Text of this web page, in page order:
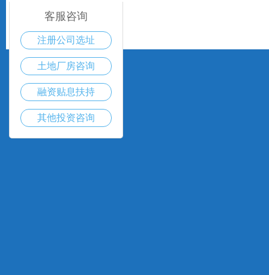
客服咨询
注册公司选址
土地厂房咨询
融资贴息扶持
其他投资咨询